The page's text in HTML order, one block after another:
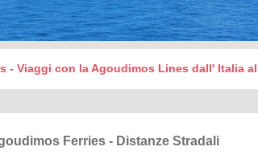
- Viaggi con la Agoudimos Lines dall' Italia
Ferries - Distanze Stradali